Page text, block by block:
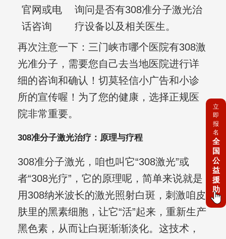
官网或电
话咨询
询问是否有308准分子激光治
疗设备以及相关医生。
再次注意一下：三门峡市哪个医院有308激
光准分子，需要您自己去当地医院进行详
细的咨询和确认！切莫轻信小广告和小诊
所的宣传喔！为了您的健康，选择正规医
院非常重要。
308准分子激光治疗：原理与疗程
308准分子激光，咱也叫它“308激光”或
者“308光疗”，它的原理呢，简单来说就是
用308纳米波长的激光照射白斑，刺激咱皮
肤里的黑素细胞，让它“活”起来，重新生产
黑色素，从而让白斑渐渐淡化。这技术，
立
即
报
名
全
国
公
益
援
助